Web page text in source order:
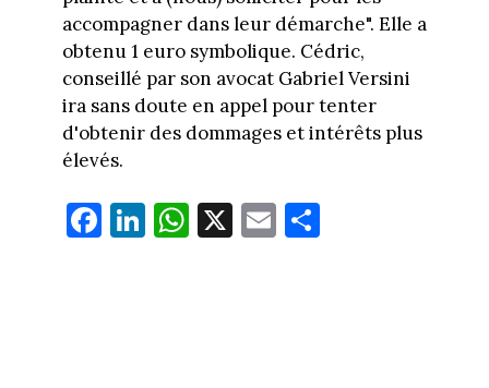
accompagner dans leur démarche". Elle a
obtenu 1 euro symbolique. Cédric,
conseillé par son avocat Gabriel Versini
ira sans doute en appel pour tenter
d'obtenir des dommages et intérêts plus
élevés.
Fa
ce
Li
nk
W
ha
X E
m
Pa